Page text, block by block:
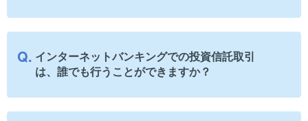
インターネットバンキングでの投資信託取引
は、誰でも行うことができますか？